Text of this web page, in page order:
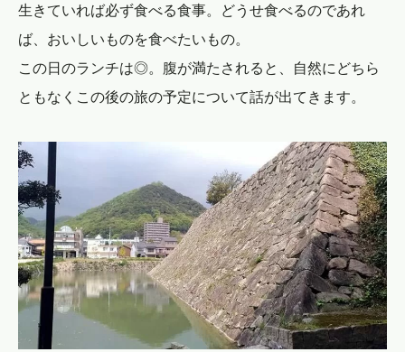
生きていれば必ず食べる食事。どうせ食べるのであれ
ば、おいしいものを食べたいもの。
この日のランチは◎。腹が満たされると、自然にどちら
ともなくこの後の旅の予定について話が出てきます。